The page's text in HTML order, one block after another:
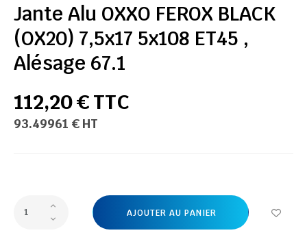
Jante Alu OXXO FEROX BLACK
(OX20) 7,5x17 5x108 ET45 ,
Alésage 67.1
112,20 € TTC
93.49961 € HT
AJOUTER AU PANIER